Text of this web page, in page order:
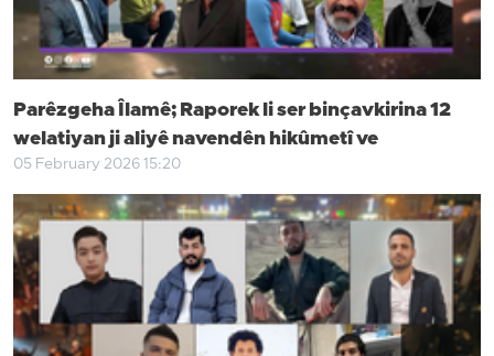
Parêzgeha Îlamê; Raporek li ser binçavkirina 12
welatiyan ji aliyê navendên hikûmetî ve
05 February 2026 15:20